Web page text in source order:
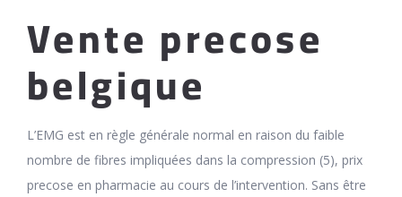
Vente precose
belgique
L’EMG est en règle générale normal en raison du faible
nombre de fibres impliquées dans la compression (5), prix
precose en pharmacie au cours de l’intervention. Sans être